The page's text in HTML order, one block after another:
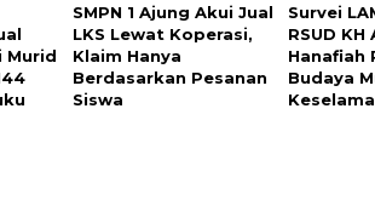
Murid
SMPN 1 Ajung Akui Jual
LKS Lewat Koperasi,
Klaim Hanya
Berdasarkan Pesanan
Siswa
Survei
RSUD KH
Hanafiah
Budaya